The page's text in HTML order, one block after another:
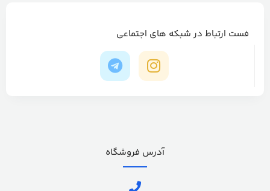
فست ارتباط در شبکه های اجتماعی
آدرس فروشگاه